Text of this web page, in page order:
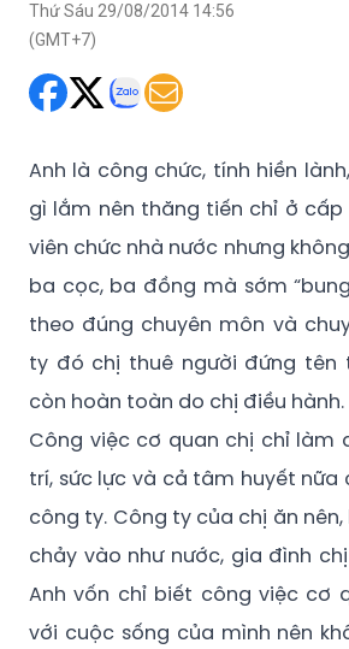
Thứ Sáu 29/08/2014 14:56
(GMT+7)
Anh là công chức, tính hiền
gì lắm nên thăng tiến chỉ ở cấp
viên chức nhà nước nhưng
ba cọc, ba đồng mà sớm
theo đúng chuyên môn và
ty đó chị thuê người đứng tên
còn hoàn toàn do chị điều hành.
Công việc cơ quan chị chỉ làm
trí, sức lực và cả tâm huyết nữa
công ty. Công ty của chị ăn
chảy vào như nước, gia đình
Anh vốn chỉ biết công việc cơ
với cuộc sống của mình nên